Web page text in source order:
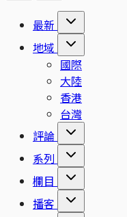
最新
地域
國際
大陸
香港
台灣
評論
系列
欄目
播客